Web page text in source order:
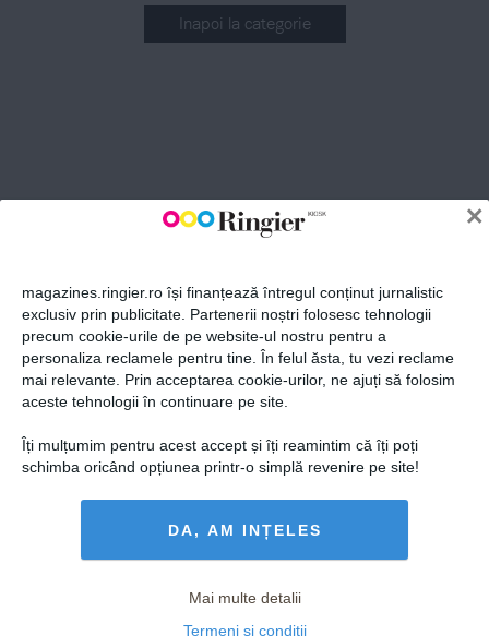
×
magazines.ringier.ro își finanțează întregul conținut jurnalistic
exclusiv prin publicitate. Partenerii noștri folosesc tehnologii
precum cookie-urile de pe website-ul nostru pentru a
personaliza reclamele pentru tine. În felul ăsta, tu vezi reclame
mai relevante. Prin acceptarea cookie-urilor, ne ajuți să folosim
aceste tehnologii în continuare pe site.
Îți mulțumim pentru acest accept și îți reamintim că îți poți
schimba oricând opțiunea printr-o simplă revenire pe site!
DA, AM INȚELES
Mai multe detalii
Termeni și condiții
Inapoi la categorie
ABONEAZĂ-TE
Politica de confidențialitate și
© 2026 Ringier Romania. Toate